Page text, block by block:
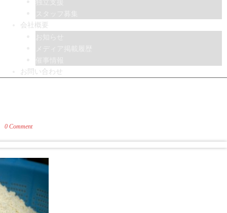
会社概要
お問い合わせ
0 Comment